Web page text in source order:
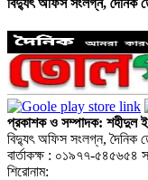
প্রকাশক ও সম্পাদক: শহীদুল
বিদ্যুৎ অফিস সংলগ্ন, দৈনিক
বার্তাকক্ষ : ০১৯৭৭-
শিরোনাম: